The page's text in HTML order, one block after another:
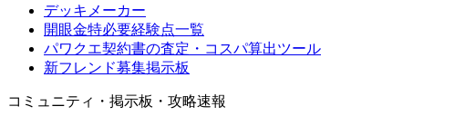
デッキメーカー
開眼金特必要経験点一覧
パワクエ契約書の査定・コスパ算出ツール
新フレンド募集掲示板
コミュニティ・掲示板・攻略速報